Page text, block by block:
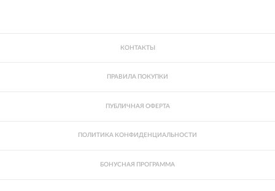
КОНТАКТЫ
ПРАВИЛА ПОКУПКИ
ПУБЛИЧНАЯ ОФЕРТА
ПОЛИТИКА КОНФИДЕНЦИАЛЬНОСТИ
БОНУСНАЯ ПРОГРАММА